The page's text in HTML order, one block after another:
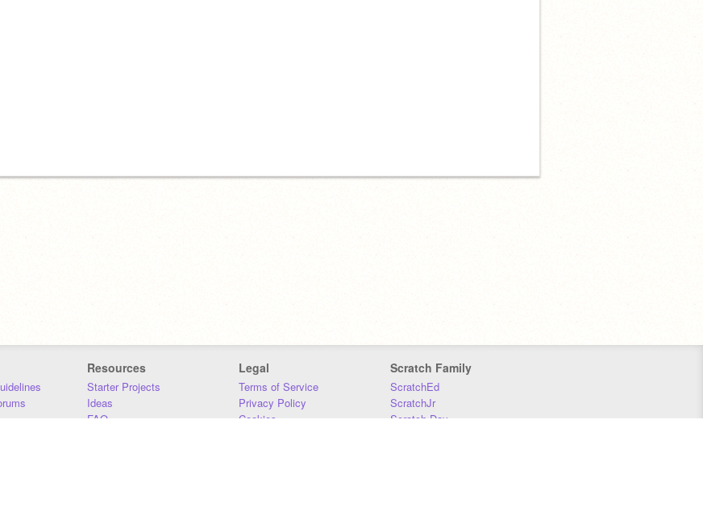
Resources
Starter Projects
Ideas
FAQ
Legal
Terms of Service
Privacy Policy
Cookies
Scratch Family
ScratchEd
ScratchJr
Scratch Day